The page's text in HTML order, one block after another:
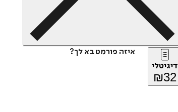
איזה פורמט בא לך?
דיגיטלי
₪32